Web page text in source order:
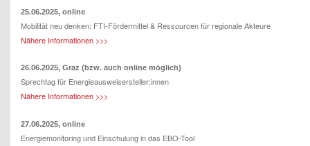
25.06.2025, online
Mobilität neu denken: FTI-Fördermittel & Ressourcen für regionale Akteure
Nähere Informationen >>>
26.06.2025, Graz (bzw. auch online möglich)
Sprechtag für Energieausweisersteller:innen
Nähere Informationen >>>
27.06.2025, online
Energiemonitoring und Einschulung in das EBO-Tool